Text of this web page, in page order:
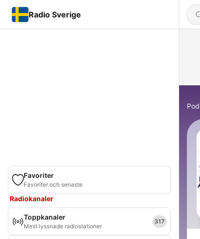
Radio Sverige
Favoriter
Favoriter och senaste
Radiokanaler
Toppkanaler
Mest lyssnade radiostationer
317